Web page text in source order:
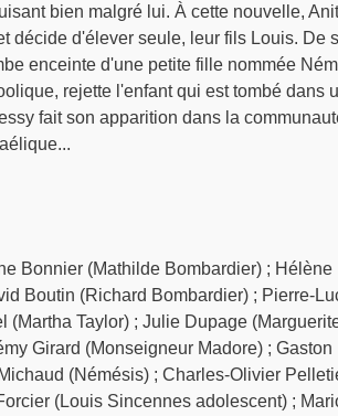
bien malgré lui. À cette nouvelle,
décide d'élever seule, leur fils Louis. De
enceinte d'une petite fille nommée
rejette l'enfant qui est tombé dans
fait son apparition dans la
Bonnier (Mathilde Bombardier) ; Hélène
Boutin (Richard Bombardier) ; Pierre-
Taylor) ; Julie Dupage
Girard (Monseigneur Madore) ; Gaston
(Némésis) ; Charles-Olivier
(Louis Sincennes adolescent) ;